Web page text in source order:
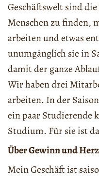
Geschäftswelt sind
Menschen zu finden,
arbeiten und etwas
unumgänglich sie in
damit der ganze
Wir haben drei
arbeiten. In der
ein paar Studierende
Studium. Für sie ist
Über Gewinn und
Mein Geschäft ist